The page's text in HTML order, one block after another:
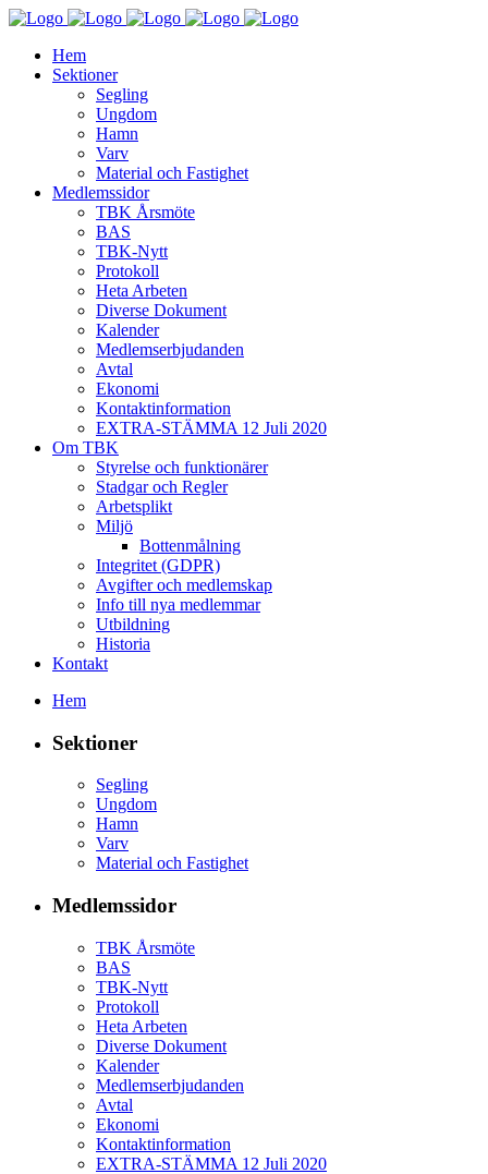
Hem
Sektioner
Segling
Ungdom
Hamn
Varv
Material och Fastighet
Medlemssidor
TBK Årsmöte
BAS
TBK-Nytt
Protokoll
Heta Arbeten
Diverse Dokument
Kalender
Medlemserbjudanden
Avtal
Ekonomi
Kontaktinformation
EXTRA-STÄMMA 12 Juli 2020
Om TBK
Styrelse och funktionärer
Stadgar och Regler
Arbetsplikt
Miljö
Bottenmålning
Integritet (GDPR)
Avgifter och medlemskap
Info till nya medlemmar
Utbildning
Historia
Kontakt
Hem
Sektioner
Segling
Ungdom
Hamn
Varv
Material och Fastighet
Medlemssidor
TBK Årsmöte
BAS
TBK-Nytt
Protokoll
Heta Arbeten
Diverse Dokument
Kalender
Medlemserbjudanden
Avtal
Ekonomi
Kontaktinformation
EXTRA-STÄMMA 12 Juli 2020